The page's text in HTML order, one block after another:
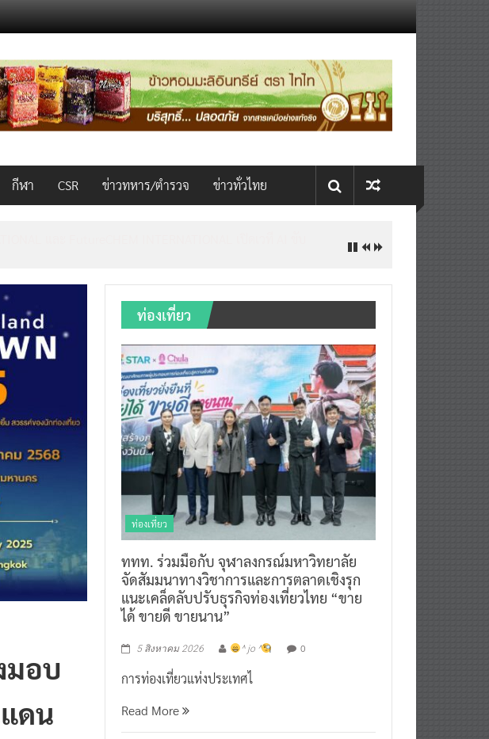
กีฬา CSR ข่าวทหาร/ตำรวจ ข่าวทั่วไทย
มอบ
ดน
ท่องเที่ยว
ท่องเที่ยว
ททท. ร่วมมือกับ จุฬาลงกรณ์มหาวิทยาลัย
จัดสัมมนาทางวิชาการและการตลาดเชิงรุก
แนะเคล็ดลับปรับธุรกิจท่องเที่ยวไทย “ขาย
ได้ ขายดี ขายนาน”
5 สิงหาคม 2026 ^ jo ^ 0
การท่องเที่ยวแห่งประเทศไ
Read More